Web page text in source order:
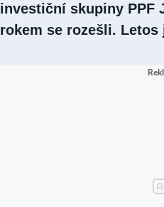
investiční skupiny PPF
rokem se rozešli.